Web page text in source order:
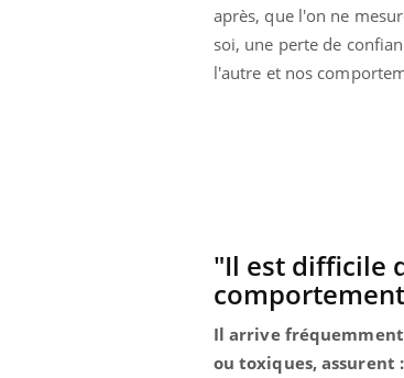
après, que l'on ne
soi, une perte de
l'autre et nos
"Il est difficile
Il arrive fréquemment
ou toxiques, assurent